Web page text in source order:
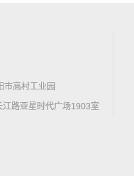
市高村工业园
路亚星时代广场1903室